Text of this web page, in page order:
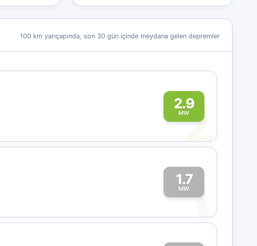
100 km yarıçapında, son 30 gün içinde meydana gelen depremler
2.9
MW
2
1.7
MW
1